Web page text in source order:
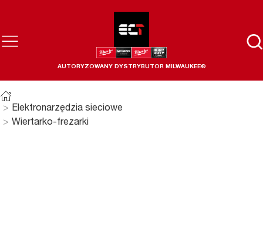
AUTORYZOWANY DYSTRYBUTOR MILWAUKEE®
Elektronarzędzia sieciowe
Wiertarko-frezarki